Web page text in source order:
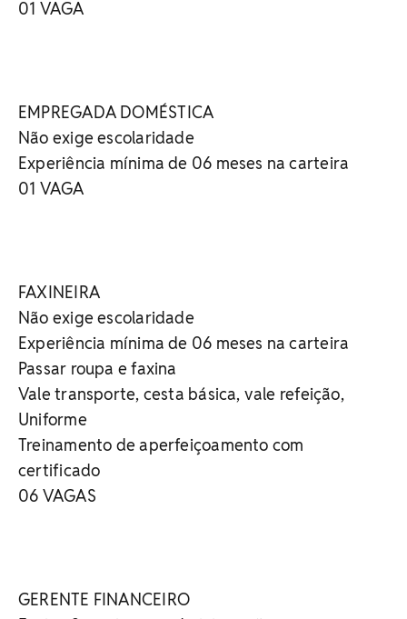
01 VAGA
EMPREGADA DOMÉSTICA
Não exige escolaridade
Experiência mínima de 06 meses na carteira
01 VAGA
FAXINEIRA
Não exige escolaridade
Experiência mínima de 06 meses na carteira
Passar roupa e faxina
Vale transporte, cesta básica, vale refeição,
Uniforme
Treinamento de aperfeiçoamento com
certificado
06 VAGAS
GERENTE FINANCEIRO